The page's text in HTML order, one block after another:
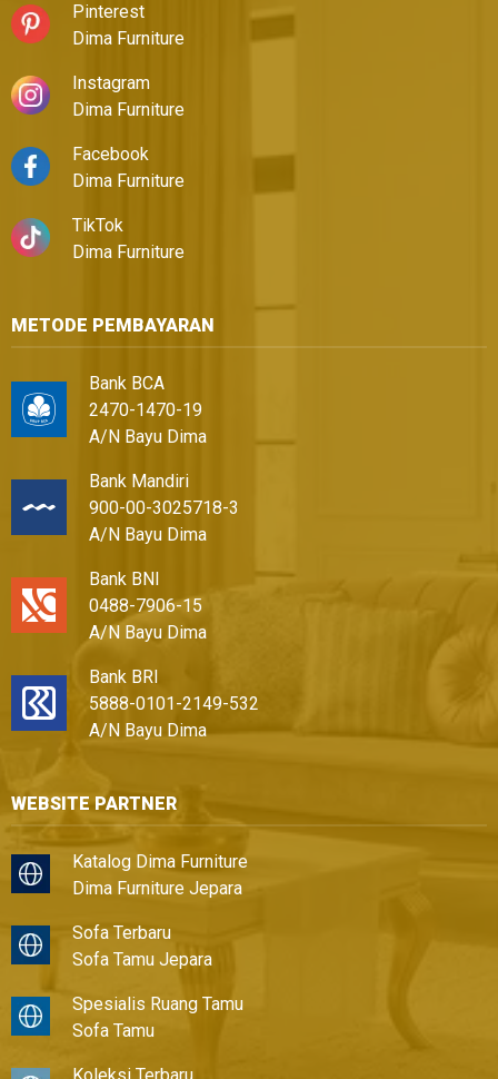
Pinterest
Dima Furniture
Instagram
Dima Furniture
Facebook
Dima Furniture
TikTok
Dima Furniture
METODE PEMBAYARAN
Bank BCA
2470-1470-19
A/N Bayu Dima
Bank Mandiri
900-00-3025718-3
A/N Bayu Dima
Bank BNI
0488-7906-15
A/N Bayu Dima
Bank BRI
5888-0101-2149-532
A/N Bayu Dima
WEBSITE PARTNER
Katalog Dima Furniture
Dima Furniture Jepara
Sofa Terbaru
Sofa Tamu Jepara
Spesialis Ruang Tamu
Sofa Tamu